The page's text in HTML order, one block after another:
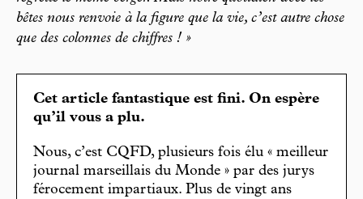
bêtes nous renvoie à la figure que la vie, c’est autre chose
que des colonnes de chiffres ! »
Cet article fantastique est fini. On espère
qu’il vous a plu.
Nous, c’est CQFD, plusieurs fois élu « meilleur
journal marseillais du Monde » par des jurys
férocement impartiaux. Plus de vingt ans